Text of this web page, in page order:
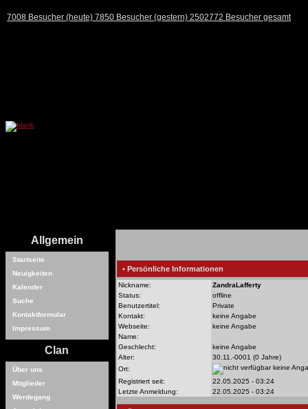
7008 Besucher (heute) 7850 Besucher (gestern) 2502772 Besucher gesamt
Allgemein
Startseite
Neuigkeiten
Kalender
Suche
Kontaktformular
Impressum
Clan
Über uns
Mitglieder
Werdegang
• Persönliche Informationen
Nickname:
ZandraLafferty
Status:
offline
Benutzertitel:
Private
Kontakt:
keine Angabe
Webseite:
keine Angabe
Name:
Geschlecht:
keine Angabe
Alter:
30.11.-0001 (0 Jahre)
Ort:
keine
Registriert seit:
22.05.2025 - 03:24
Letzte Anmeldung:
22.05.2025 - 03:24